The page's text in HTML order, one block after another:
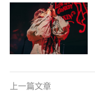
上一篇文章